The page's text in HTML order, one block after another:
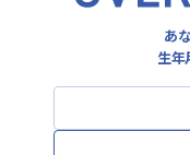
あ
生年
運営者情報
プライバシーポリシー